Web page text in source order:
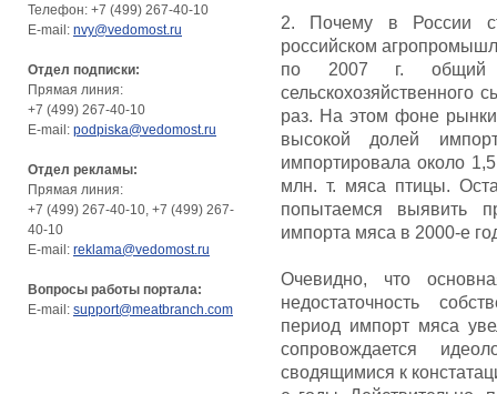
Телефон: +7 (499) 267-40-10
E-mail: nvy@vedomost.ru
Отдел подписки:
Прямая линия:
+7 (499) 267-40-10
E-mail: podpiska@vedomost.ru
Отдел рекламы:
Прямая линия:
+7 (499) 267-40-10, +7 (499) 267-
40-10
E-mail: reklama@vedomost.ru
Вопросы работы портала:
E-mail: support@meatbranch.com
2. Почему в России
российском
по 2007 г. общий
сельскохозяйственного
раз. На этом фоне
высокой долей
импортировала около
млн. т. мяса птицы.
попытаемся выявить
импорта мяса в 2000-е
Очевидно, что
недостаточность
период импорт мяса
сопровождается
сводящимися к